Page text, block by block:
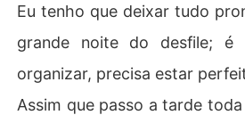
Eu tenho que deixar tudo
grande noite do desfile; é
organizar, precisa estar
Assim que passo a tarde